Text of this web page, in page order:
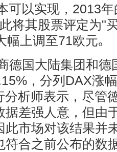
可以实现，2013
将其股票评定为"
幅上调至71欧元｡
德国大陆集团和德
，分列DAX涨
析师表示，尽管
据差强人意，但由
此市场对该结果并
符合之前公布的数